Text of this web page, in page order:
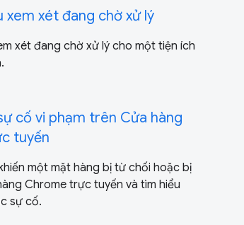
xem xét đang chờ xử lý
xét đang chờ xử lý cho một tiện ích
cố vi phạm trên Cửa hàng
tuyến
một mặt hàng bị từ chối hoặc bị
Chrome trực tuyến và tìm hiểu
sự cố.